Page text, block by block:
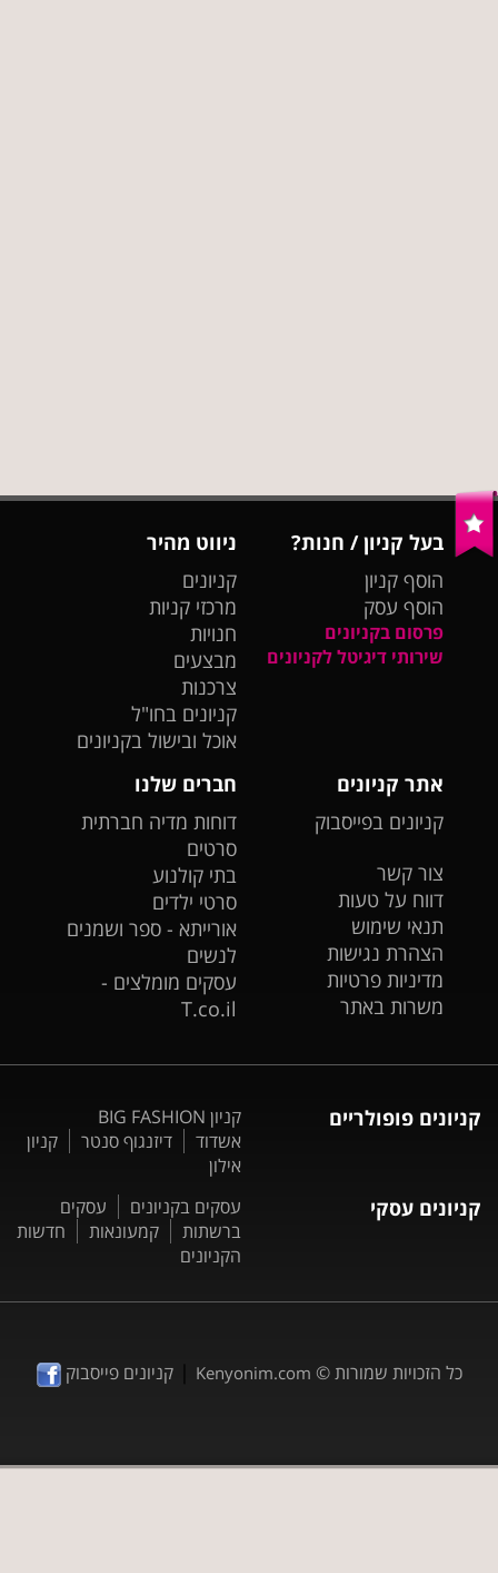
בעל קניון / חנות?
הוסף קניון
הוסף עסק
פרסום בקניונים
שירותי דיגיטל לקניונים
ניווט מהיר
קניונים
מרכזי קניות
חנויות
מבצעים
צרכנות
קניונים בחו"ל
אוכל ובישול בקניונים
אתר קניונים
קניונים בפייסבוק
צור קשר
דווח על טעות
תנאי שימוש
הצהרת נגישות
מדיניות פרטיות
משרות באתר
חברים שלנו
דוחות מדיה חברתית
סרטים
בתי קולנוע
סרטי ילדים
אורייתא - ספר ושמנים
לנשים
עסקים מומלצים -
T.co.il
קניונים פופולריים
קניון BIG FASHION
אשדוד
דיזנגוף סנטר
קניון
אילון
קניונים עסקי עסקים בקניונים
עסקים
ברשתות
קמעונאות
חדשות
הקניונים
כל הזכויות שמורות © Kenyonim.com
|קניונים פייסבוק